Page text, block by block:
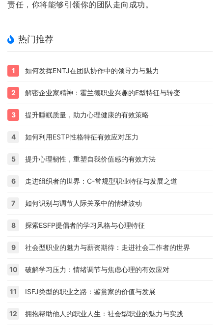
责任，你将能够引领你的团队走向成功。
热门推荐
1 如何发挥ENTJ在团队协作中的领导力与魅力
2 解密企业家精神：霍兰德职业兴趣的E型特征与转变
3 提升睡眠质量，助力心理健康的有效策略
4 如何利用ESTP性格特征有效应对压力
5 提升心理韧性，重塑自我价值感的有效方法
6 走进组织者的世界：C-常规型职业特征与发展之道
7 如何识别与调节人际关系中的情绪波动
8 探索ESFP提倡者的学习风格与心理特征
9 社会型职业的魅力与薪资期待：走进社会工作者的世界
10 破解学习压力：情绪调节与焦虑心理的有效应对
11 ISFJ类型的职业之路：鉴赏家的价值与发展
12 拥抱帮助他人的职业人生：社会型职业的魅力与实践